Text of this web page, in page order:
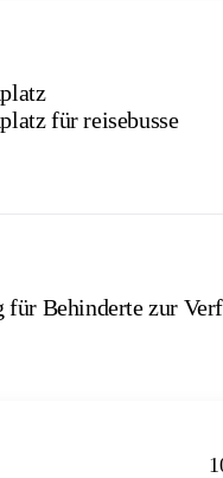
für reisebusse
für Behinderte zur